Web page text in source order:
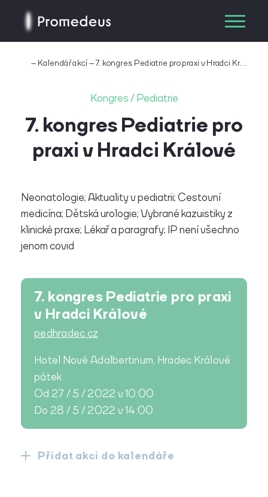
– Kalendář akcí–7. kongres Pediatrie pro praxi v Hradci Králové
Kongres / Pediatrie
7. kongres Pediatrie pro
praxi v Hradci Králové
Neonatologie; Aktuality v pediatrii; Cestovní
medicína; Dětská urologie; Vybrané kazuistiky z
klinické praxe; Lékař a paragrafy; IP není všechno
jenom covid
7. kongres Pediatrie pro praxi
v Hradci Králové
pedhradec.cz
Hotel Nové Adalbertinum, Hradec Králové
pátek
Od 27 / 5 / 2022 v 10:00
Do 28 / 5 / 2022 v 14:00
Přidat akci do kalendáře